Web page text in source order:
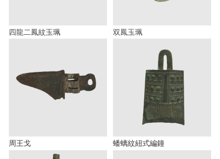
四龍二鳳紋玉珮 双鳳玉珮
周王戈 蟠螭紋紐式編鐘